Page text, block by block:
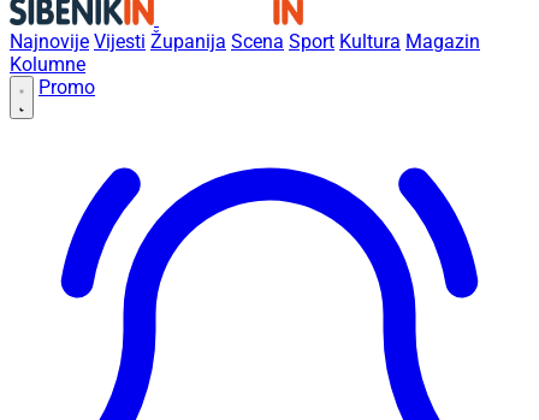
Najnovije Vijesti Županija Scena Sport Kultura Magazin
Kolumne
Promo